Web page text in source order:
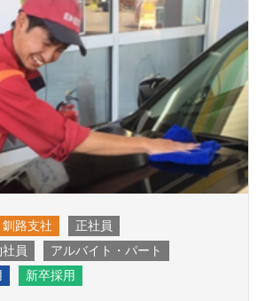
路支社
正社員
員
アルバイト・パート
新卒採用